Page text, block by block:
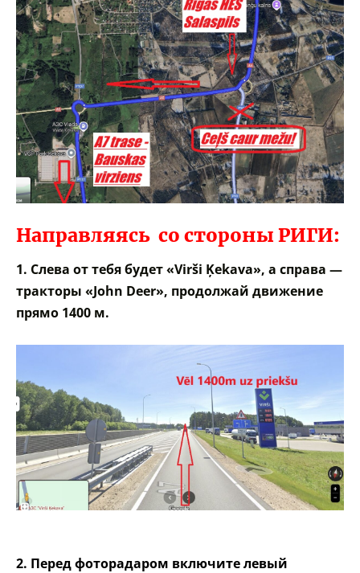
Направляясь со стороны РИГИ:
1. Слева от тебя будет «Virši Ķekava», а справа —
тракторы «John Deer», продолжай движение
прямо 1400 м.
2. Перед фоторадаром включите левый